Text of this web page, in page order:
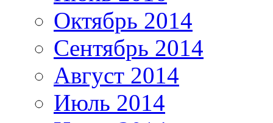
Октябрь 2014
Сентябрь 2014
Август 2014
Июль 2014